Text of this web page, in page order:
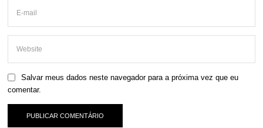
Salvar meus dados neste navegador para a próxima vez que eu
comentar.